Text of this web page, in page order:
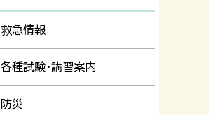
救急情報
各種試験・講習案内
防災